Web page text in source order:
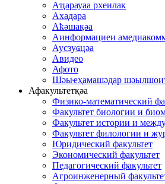
Аҵарауаа рхеилак
Ахадара
Аҟәшақәа
Аинформациеи
Аусзуҩцәа
Авидео
Афото
Шәыҽҳамашәдар
Афакультетқәа
Физико-математический
Факультет биологии и
Факультет истории и
Факультет филологии и
Юридический факультет
Экономический факультет
Педагогический факультет
Агроинженерный